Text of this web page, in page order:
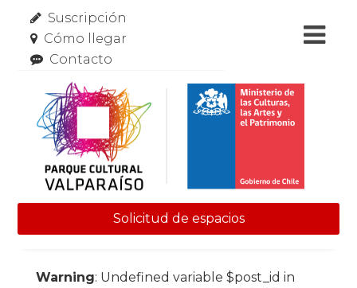
Suscripción
Cómo llegar
Contacto
Solicitud de espacios
Warning: Undefined variable $post_id in